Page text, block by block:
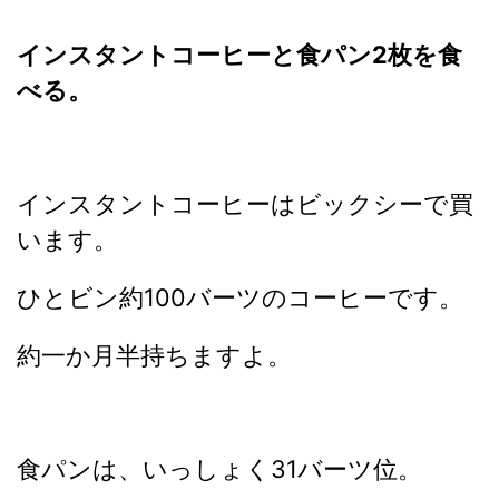
インスタントコーヒーと食パン2枚を食
べる。
インスタントコーヒーはビックシーで買
います。
ひとビン約100バーツのコーヒーです。
約一か月半持ちますよ。
食パンは、いっしょく31バーツ位。